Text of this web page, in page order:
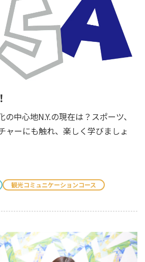
中心地N.Y.の現在は？スポーツ、
ャーにも触れ、楽しく学びましょ
観光コミュニケーションコース